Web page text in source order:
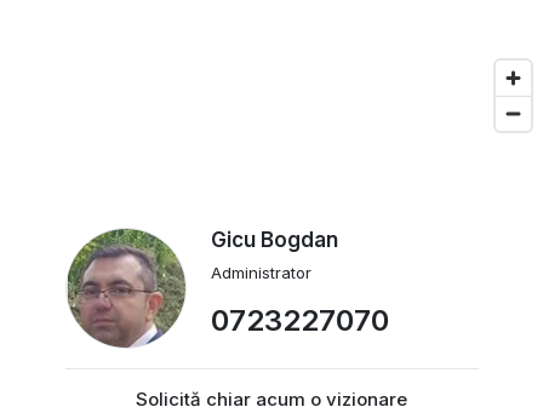
Gicu Bogdan
Administrator
0723227070
Solicită chiar acum o vizionare